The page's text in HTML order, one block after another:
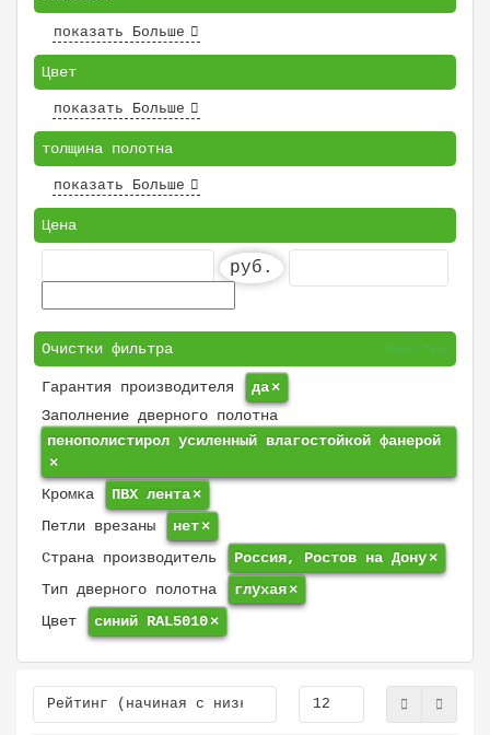
показать Больше
Цвет
показать Больше
толщина полотна
показать Больше
Цена
руб.
Очистки фильтра Очистка
Гарантия производителя да×
Заполнение дверного полотна
пенополистирол усиленный влагостойкой фанерой
×
Кромка
ПВХ лента×
Петли врезаны
нет×
Страна производитель
Россия, Ростов на Дону×
Тип дверного полотна
глухая×
Цвет
синий RAL5010×